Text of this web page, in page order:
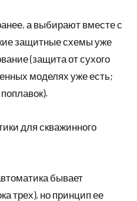
а выбирают вместе с
защитные схемы уже
(защита от сухого
моделях уже есть;
для скважинного
бывает
трех), но принцип ее